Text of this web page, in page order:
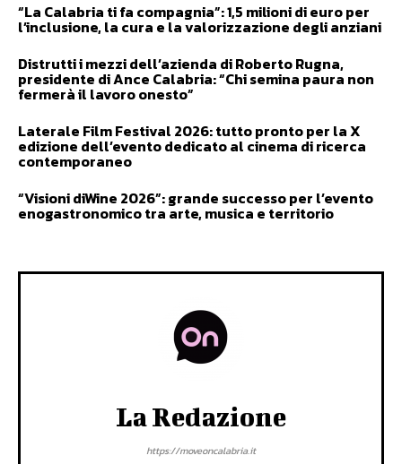
“La Calabria ti fa compagnia”: 1,5 milioni di euro per
l’inclusione, la cura e la valorizzazione degli anziani
Distrutti i mezzi dell’azienda di Roberto Rugna,
presidente di Ance Calabria: “Chi semina paura non
fermerà il lavoro onesto”
Laterale Film Festival 2026: tutto pronto per la X
edizione dell’evento dedicato al cinema di ricerca
contemporaneo
“Visioni diWine 2026”: grande successo per l’evento
enogastronomico tra arte, musica e territorio
La Redazione
https://moveoncalabria.it